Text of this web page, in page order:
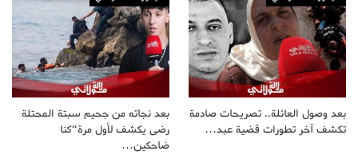
بعد وصول العائلة.. تصريحات صادمة
تكشف آخر تطورات قضية عبد…
بعد نجاته من جحيم سبتة المحتلة
رضى يكشف لأول مرة“كنا
ضاحكين…